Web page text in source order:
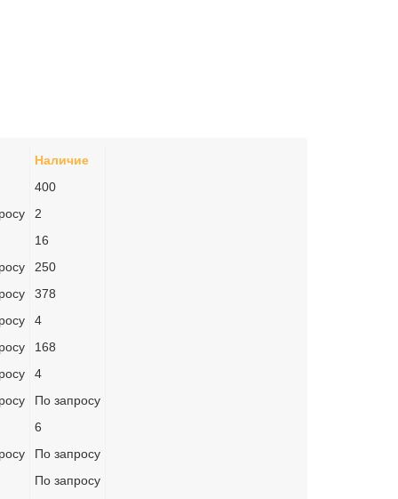
Наличие
400
2
16
250
378
4
168
4
По запросу
6
По запросу
По запросу